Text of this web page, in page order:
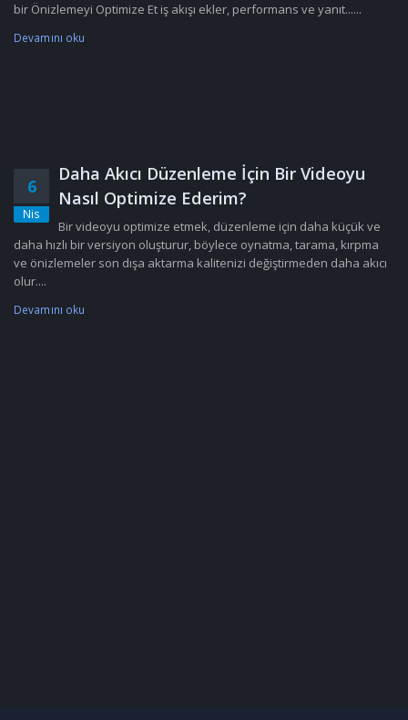
bir Önizlemeyi Optimize Et iş akışı ekler, performans ve yanıt......
Devamını oku
6
Nis
Daha Akıcı Düzenleme İçin Bir Videoyu
Nasıl Optimize Ederim?
Bir videoyu optimize etmek, düzenleme için daha küçük ve
daha hızlı bir versiyon oluşturur, böylece oynatma, tarama, kırpma
ve önizlemeler son dışa aktarma kalitenizi değiştirmeden daha akıcı
olur....
Devamını oku